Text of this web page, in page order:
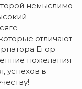
немыслимо
отличают
Егор
пожелания
успехов в